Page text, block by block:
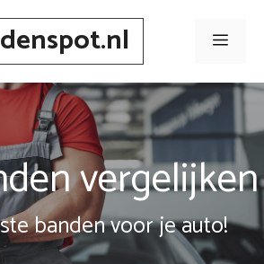
Menu
vergelijken
banden voor je auto!